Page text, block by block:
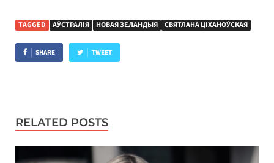
TAGGED АЎСТРАЛІЯ НОВАЯ ЗЕЛАНДЫЯ СВЯТЛАНА ЦІХАНОЎСКАЯ
SHARE TWEET
RELATED POSTS